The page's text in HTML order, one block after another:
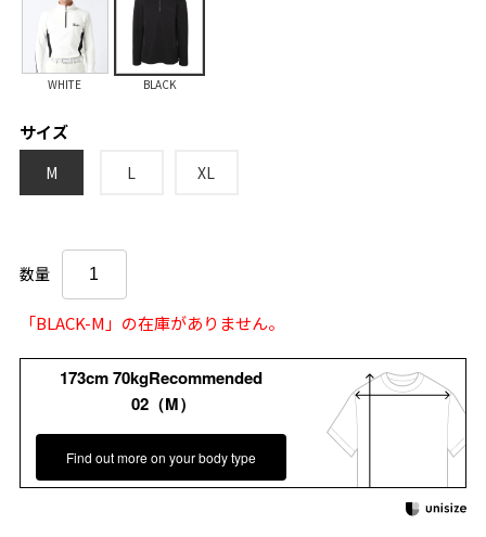
WHITE BLACK
サイズ
M L XL
数量
「BLACK-M」の在庫がありません。
173cm 70kgRecommended
02（M）
Find out more on your body type